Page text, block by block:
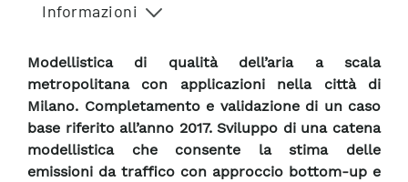
Informazioni
Modellistica di qualità dell’aria a scala
metropolitana con applicazioni nella città di
Milano. Completamento e validazione di un caso
base riferito all’anno 2017. Sviluppo di una catena
modellistica che consente la stima delle
emissioni da traffico con approccio bottom-up e